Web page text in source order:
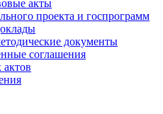
акты
проекта и госпрограмм
документы
соглашения